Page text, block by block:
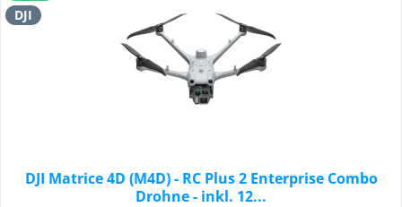
DJI
DJI Matrice 4D (M4D) - RC Plus 2 Enterprise Combo
Drohne - inkl. 12...